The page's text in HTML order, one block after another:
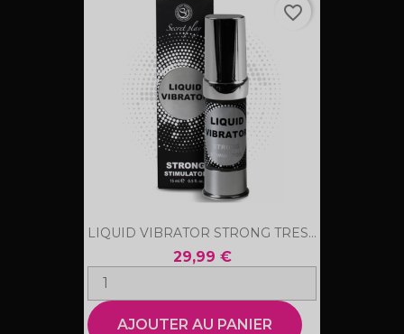
LIQUID VIBRATOR STRONG TRES...
29,99 €
AJOUTER AU PANIER
favorite_border